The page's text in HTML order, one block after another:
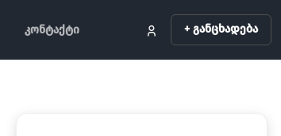
კონტაქტი + განცხადება